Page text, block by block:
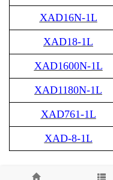
XAD16N-1L
XAD18-1L
XAD1600N-1L
XAD1180N-1L
XAD761-1L
XAD-8-1L